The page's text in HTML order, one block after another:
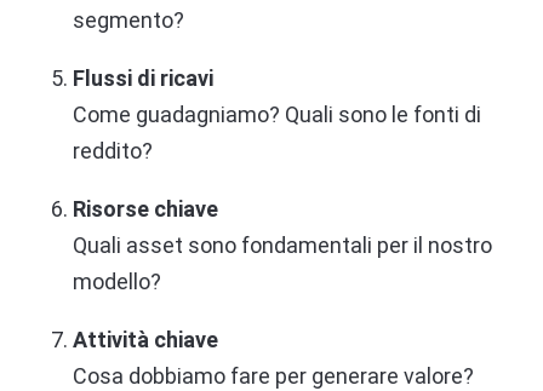
segmento?
Flussi di ricavi
Come guadagniamo? Quali sono le fonti di
reddito?
Risorse chiave
Quali asset sono fondamentali per il nostro
modello?
Attività chiave
Cosa dobbiamo fare per generare valore?